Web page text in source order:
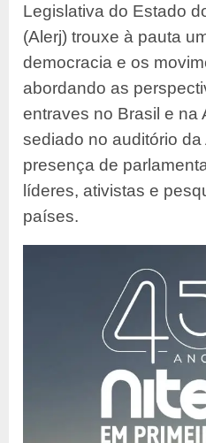
Legislativa do Estado
(Alerj) trouxe à pauta
democracia e os
abordando as
entraves no Brasil e na
sediado no auditório
presença de
líderes, ativistas e
países.